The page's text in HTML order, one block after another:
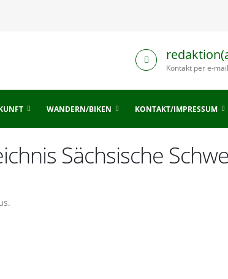
Kontakt per e-mail
WANDERN/BIKEN KONTAKT/IMPRESSUM
Sächsische